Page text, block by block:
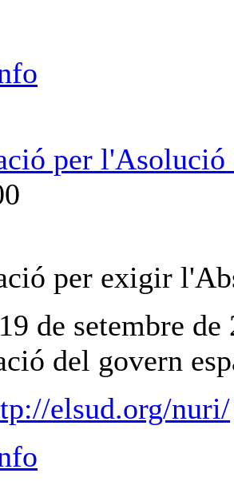
per l'Asolució
per exigir
de setembre
del govern
elsud.org/nuri/